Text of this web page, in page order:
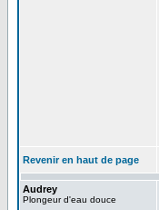
Revenir en haut de page
Audrey
Plongeur d'eau douce